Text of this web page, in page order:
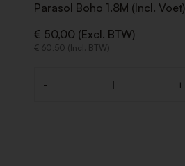
Parasol Boho 1.8M (Incl. Voet)
€ 50,00 (Excl. BTW)
€ 60,50 (Incl. BTW)
- +